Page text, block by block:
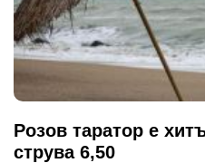
Розов таратор е
струва 6,50